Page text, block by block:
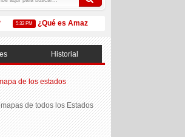
5:32 PM ¿Qué es Amazon México?
Historial
de los estados
de todos los Estados